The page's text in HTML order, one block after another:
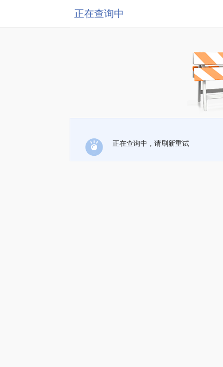
正在查询中
正在查询中，请刷新重试